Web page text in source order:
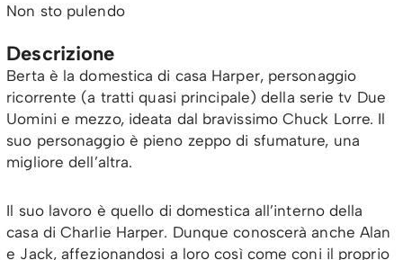
Non sto pulendo
Descrizione
Berta è la domestica di casa Harper, personaggio
ricorrente (a tratti quasi principale) della serie tv Due
Uomini e mezzo, ideata dal bravissimo Chuck Lorre. Il
suo personaggio è pieno zeppo di sfumature, una
migliore dell’altra.
Il suo lavoro è quello di domestica all’interno della
casa di Charlie Harper. Dunque conoscerà anche Alan
e Jack, affezionandosi a loro così come coni il proprio